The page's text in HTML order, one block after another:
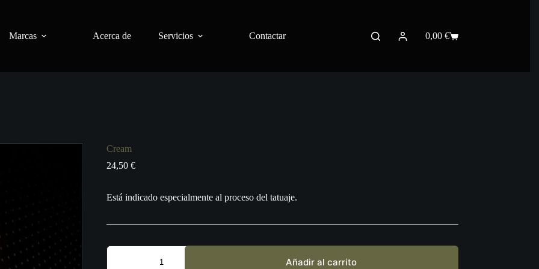
Marcas Acerca de Servicios Contactar
Carro
0,00 €
Cream
24,50 €
Está indicado especialmente al proceso del tatuaje.
Cream
Añadir al carrito